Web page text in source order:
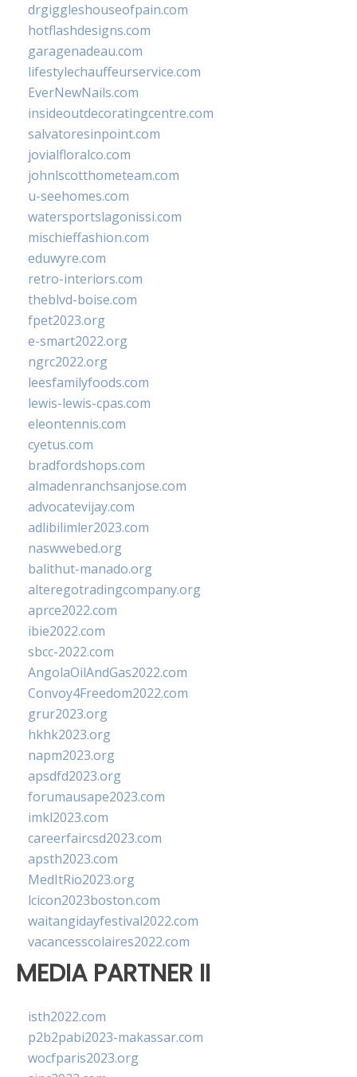
drgiggleshouseofpain.com
hotflashdesigns.com
garagenadeau.com
lifestylechauffeurservice.com
EverNewNails.com
insideoutdecoratingcentre.com
salvatoresinpoint.com
jovialfloralco.com
johnlscotthometeam.com
u-seehomes.com
watersportslagonissi.com
mischieffashion.com
eduwyre.com
retro-interiors.com
theblvd-boise.com
fpet2023.org
e-smart2022.org
ngrc2022.org
leesfamilyfoods.com
lewis-lewis-cpas.com
eleontennis.com
cyetus.com
bradfordshops.com
almadenranchsanjose.com
advocatevijay.com
adlibilimler2023.com
naswwebed.org
balithut-manado.org
alteregotradingcompany.org
aprce2022.com
ibie2022.com
sbcc-2022.com
AngolaOilAndGas2022.com
Convoy4Freedom2022.com
grur2023.org
hkhk2023.org
napm2023.org
apsdfd2023.org
forumausape2023.com
imkl2023.com
careerfaircsd2023.com
apsth2023.com
MedItRio2023.org
lcicon2023boston.com
waitangidayfestival2022.com
vacancesscolaires2022.com
MEDIA PARTNER II
isth2022.com
p2b2pabi2023-makassar.com
wocfparis2023.org